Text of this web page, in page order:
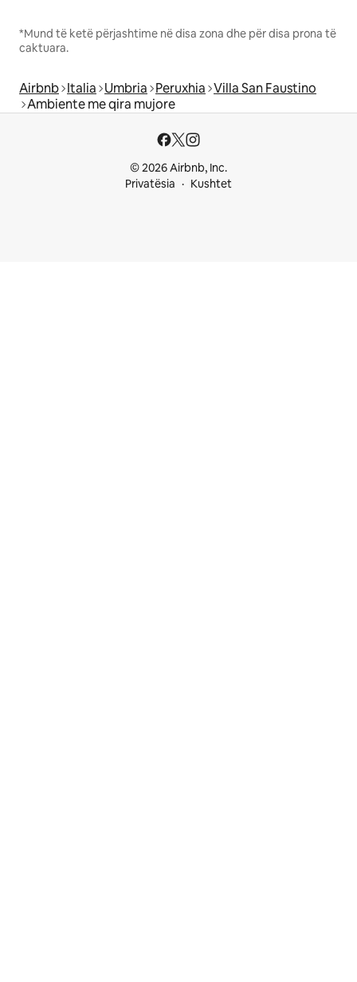
*Mund të ketë përjashtime në disa zona dhe për disa prona të
caktuara.
Airbnb Italia Umbria Peruxhia Villa San Faustino
Ambiente me qira mujore
© 2026 Airbnb, Inc.
Privatësia
Kushtet